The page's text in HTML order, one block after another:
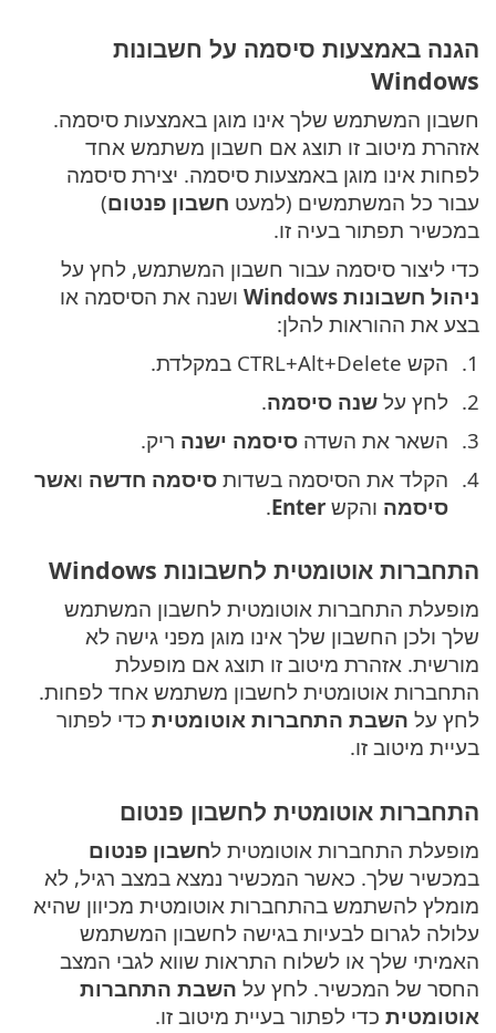
הגנה באמצעות סיסמה על חשבונות
Windows
חשבון המשתמש שלך אינו מוגן באמצעות סיסמה.
אזהרת מיטוב זו תוצג אם חשבון משתמש אחד
לפחות אינו מוגן באמצעות סיסמה. יצירת סיסמה
עבור כל המשתמשים (למעט חשבון פנטום)
במכשיר תפתור בעיה זו.
כדי ליצור סיסמה עבור חשבון המשתמש, לחץ על
ניהול חשבונות Windows
ושנה את הסיסמה או
בצע את ההוראות להלן:
הקש CTRL+Alt+Delete במקלדת.
לחץ על שנה סיסמה.
השאר את השדה סיסמה ישנה ריק.
הקלד את הסיסמה בשדות סיסמה חדשה ואשר
סיסמה והקש Enter
.
התחברות אוטומטית לחשבונות Windows
מופעלת התחברות אוטומטית לחשבון המשתמש
שלך ולכן החשבון שלך אינו מוגן מפני גישה לא
מורשית. אזהרת מיטוב זו תוצג אם מופעלת
התחברות אוטומטית לחשבון משתמש אחד לפחות.
לחץ על השבת התחברות אוטומטית כדי לפתור
בעיית מיטוב זו.
התחברות אוטומטית לחשבון פנטום
מופעלת התחברות אוטומטית לחשבון פנטום
במכשיר שלך. כאשר המכשיר נמצא במצב רגיל, לא
מומלץ להשתמש בהתחברות אוטומטית מכיוון שהיא
עלולה לגרום לבעיות בגישה לחשבון המשתמש
האמיתי שלך או לשלוח התראות שווא לגבי המצב
החסר של המכשיר. לחץ על השבת התחברות
אוטומטית כדי לפתור בעיית מיטוב זו.